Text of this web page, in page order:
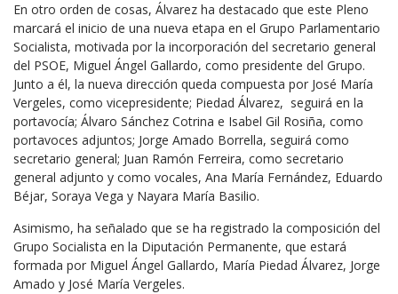
En otro orden de cosas, Álvarez ha destacado que este Pleno
marcará el inicio de una nueva etapa en el Grupo Parlamentario
Socialista, motivada por la incorporación del secretario general
del PSOE, Miguel Ángel Gallardo, como presidente del Grupo.
Junto a él, la nueva dirección queda compuesta por José María
Vergeles, como vicepresidente; Piedad Álvarez, seguirá en la
portavocía; Álvaro Sánchez Cotrina e Isabel Gil Rosiña, como
portavoces adjuntos; Jorge Amado Borrella, seguirá como
secretario general; Juan Ramón Ferreira, como secretario
general adjunto y como vocales, Ana María Fernández, Eduardo
Béjar, Soraya Vega y Nayara María Basilio.
Asimismo, ha señalado que se ha registrado la composición del
Grupo Socialista en la Diputación Permanente, que estará
formada por Miguel Ángel Gallardo, María Piedad Álvarez, Jorge
Amado y José María Vergeles.